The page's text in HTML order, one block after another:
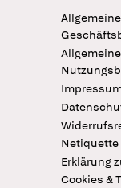
Allgemeine
Allgemeine
Netiquette
Erklärung
Cookies &